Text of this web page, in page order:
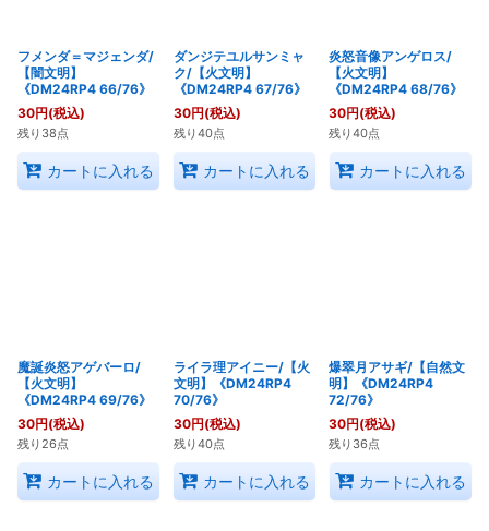
フメンダ＝マジェンダ/
【闇文明】
《DM24RP4 66/76》
30円(税込)
残り38点
カートに入れる
ダンジテユルサンミャ
ク/【火文明】
《DM24RP4 67/76》
30円(税込)
残り40点
カートに入れる
炎怒音像アンゲロス/
【火文明】
《DM24RP4 68/76》
30円(税込)
残り40点
カートに入れる
魔誕炎怒アゲバーロ/
【火文明】
《DM24RP4 69/76》
30円(税込)
残り26点
カートに入れる
ライラ理アイニー/【火
文明】《DM24RP4
70/76》
30円(税込)
残り40点
カートに入れる
爆翠月アサギ/【自然文
明】《DM24RP4
72/76》
30円(税込)
残り36点
カートに入れる